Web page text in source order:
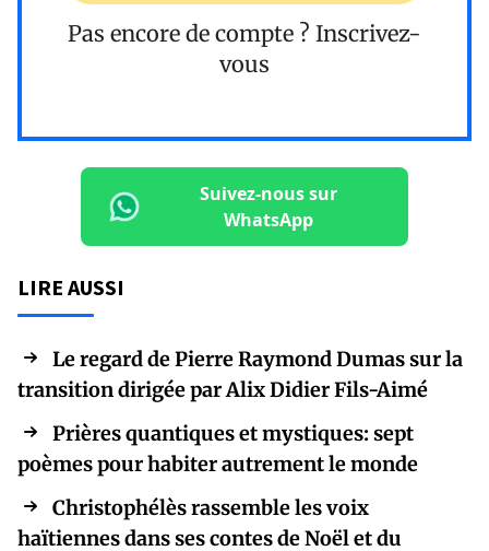
Pas encore de compte ? Inscrivez-
vous
Suivez-nous sur
WhatsApp
LIRE AUSSI
Le regard de Pierre Raymond Dumas sur la
transition dirigée par Alix Didier Fils-Aimé
Prières quantiques et mystiques: sept
poèmes pour habiter autrement le monde
Christophélès rassemble les voix
haïtiennes dans ses contes de Noël et du